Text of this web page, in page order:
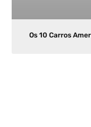
Os 10 Carros